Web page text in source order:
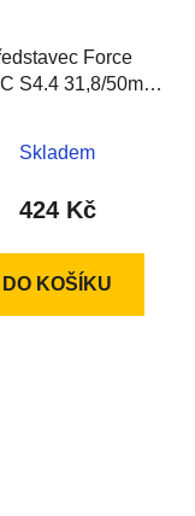
Force
S4.4 31,8/50mm
Skladem
424 Kč
DO KOŠÍKU